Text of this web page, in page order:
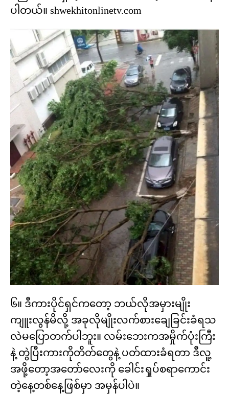
ပါတယ်။ shwekhitonlinetv.com
၆။ ဒီကားပိုင်ရှင်ကတော့ ဘယ်လိုအမှားမျိုး
ကျူးလွန်မိလို့ အခုလိုမျိုးလက်စားချေခြင်းခံရသ
လဲမပြောတက်ပါဘူး။ လမ်းဘေးကအမှိုက်ပုံးကြီး
နဲ့ တွဲပြီးကားကိုတိတ်တွေနဲ့ ပတ်ထားခံရတာ ဒီလူ့
အဖို့တော့အတော်လေးကို ခေါင်းရှုပ်စရာကောင်း
တဲ့နေ့တစ်နေ့ဖြစ်မှာ အမှန်ပါပဲ။